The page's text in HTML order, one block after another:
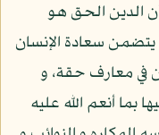
الدين الحق هو
يتضمن سعادة الإنسان
في معارف حقة، و
بما أنعم الله عليه